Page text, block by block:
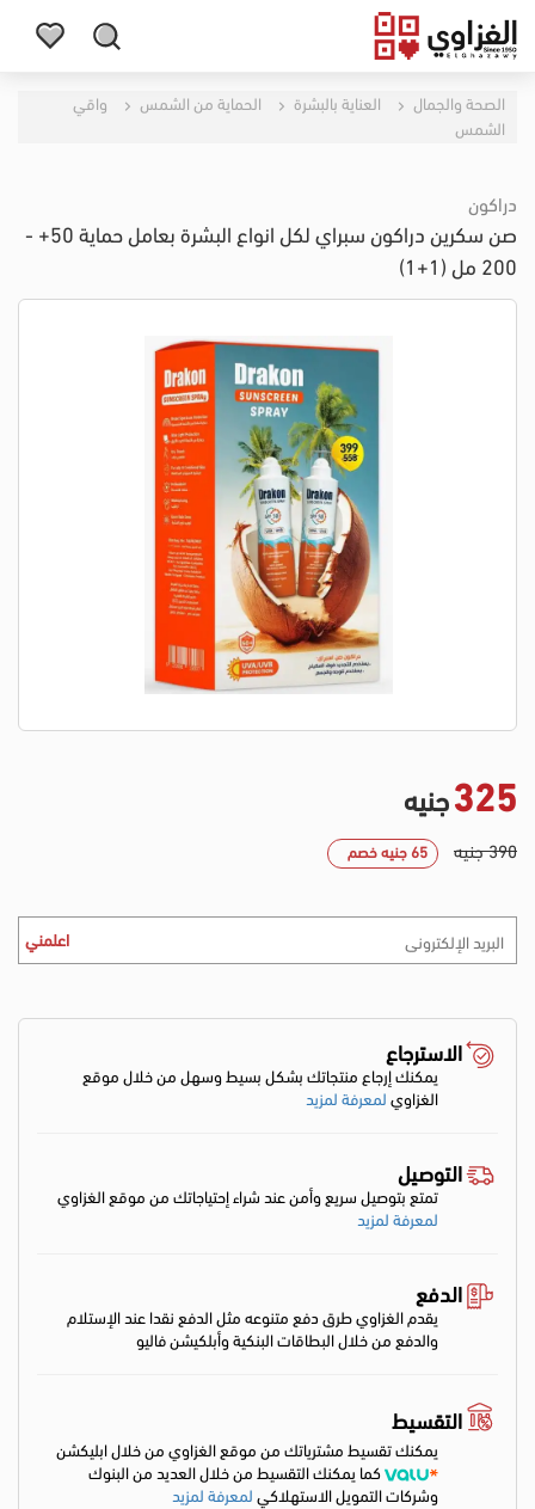
الصحة والجمال العناية بالبشرة الحماية من الشمس
واقي
الشمس
دراكون
صن سكرين دراكون سبراي لكل انواع البشرة بعامل حماية 50+ -
200 مل (1+1)
325جنيه
390 جنيه 65 جنيه خصم
اعلمني
الاسترجاع
يمكنك إرجاع منتجاتك بشكل بسيط وسهل من خلال موقع
الغزاويلمعرفة لمزيد
التوصيل
تمتع بتوصيل سريع وأمن عند شراء إحتياجاتك من موقع الغزاوي
لمعرفة لمزيد
الدفع
يقدم الغزاوي طرق دفع متنوعه مثل الدفع نقدا عند الإستلام
والدفع من خلال البطاقات البنكية وأبلكيشن فاليو
التقسيط
يمكنك تقسيط مشترياتك من موقع الغزاوي من خلال ابليكشن
كما يمكنك التقسيط من خلال العديد من البنوك
وشركات التمويل الاستهلاكيلمعرفة لمزيد